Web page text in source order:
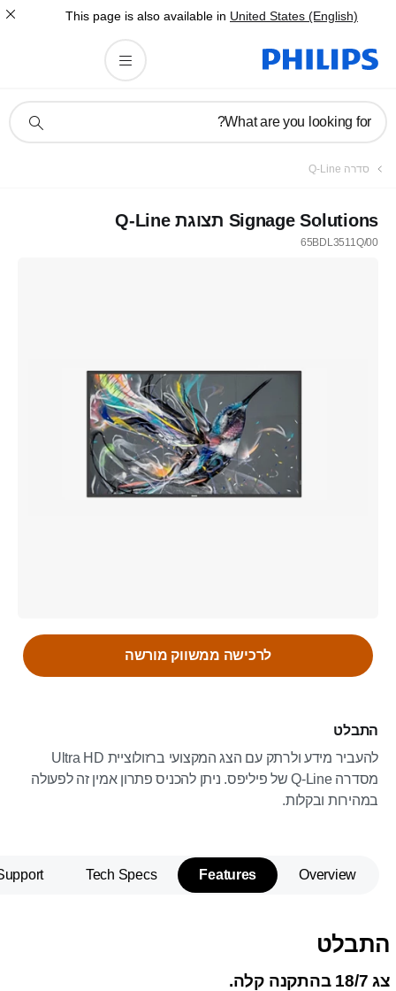
This page is also available in United States (English)
בסמל
What are you looking for?
סדרה Q-Line
Signage Solutions תצוגת Q-Line
65BDL3511Q/00
התבלט
להעביר מידע ולרתק עם הצג המקצועי ברזולוציית Ultra HD
מסדרה Q-Line של פיליפס. ניתן להכניס פתרון אמין זה לפעולה
במהירות ובקלות.
לרכישה ממשווק מורשה
Overview
Features
Tech Specs
התבלט
צג 18/7 בהתקנה קלה.